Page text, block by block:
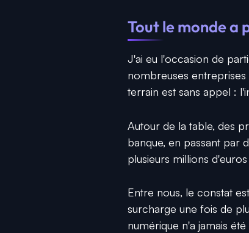
Tout le monde a
J'ai eu l'occasion de
nombreuses
terrain est sans appel :
Autour de la table, des
banque, en passant par
plusieurs millions
Entre nous, le constat
surcharge une fois de
numérique n'a jamais été